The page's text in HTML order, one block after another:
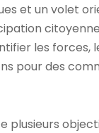
et un volet
les forces,
pour des
plusieurs